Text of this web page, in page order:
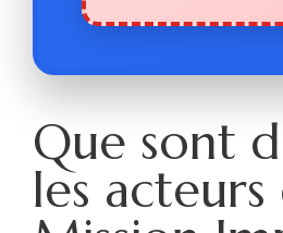
Que sont
les acteurs